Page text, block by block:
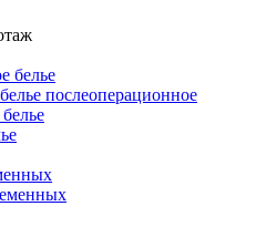
белье
послеоперационное